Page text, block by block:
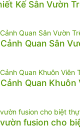
Kế Sân Vườn
Quan Sân
Quan Khuôn
fusion cho